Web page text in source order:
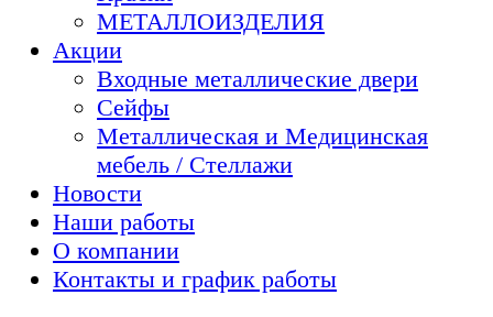
МЕТАЛЛОИЗДЕЛИЯ
Акции
Входные металлические двери
Сейфы
Металлическая и Медицинская
мебель / Стеллажи
Новости
Наши работы
О компании
Контакты и график работы